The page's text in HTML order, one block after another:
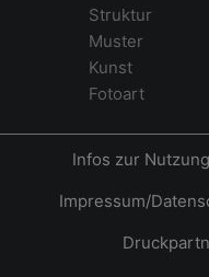
Struktur
Muster
Kunst
Fotoart
Infos zur Nutzung
Impressum/